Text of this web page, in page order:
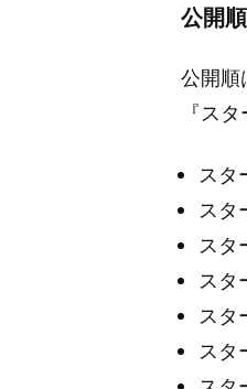
公開順
公開順
『ス
スタ
スタ
スタ
スタ
スタ
スタ